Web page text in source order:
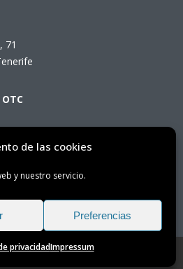
de las cookies
y nuestro servicio.
Preferencias
privacidadImpressum
71
de Tenerife © 2025